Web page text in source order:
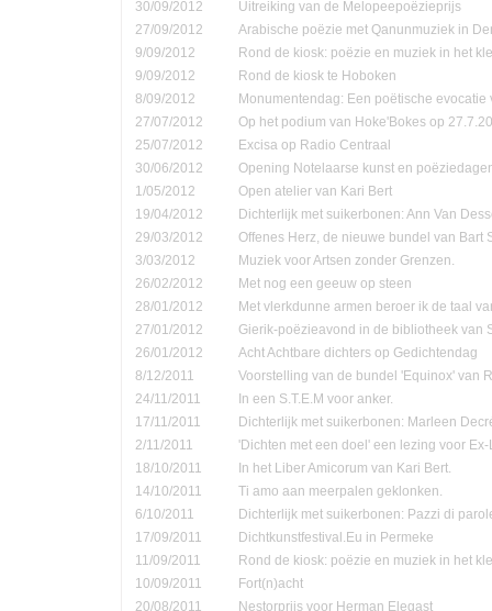
30/09/2012
Uitreiking van de Melopeepoëzieprijs
27/09/2012
Arabische poëzie met Qanunmuziek in
9/09/2012
Rond de kiosk: poëzie en muziek in het
9/09/2012
Rond de kiosk te Hoboken
8/09/2012
Monumentendag: Een poëtische evocatie
27/07/2012
Op het podium van Hoke'Bokes op
25/07/2012
Excisa op Radio Centraal
30/06/2012
Opening Notelaarse kunst en
1/05/2012
Open atelier van Kari Bert
19/04/2012
Dichterlijk met suikerbonen: Ann Van
29/03/2012
Offenes Herz, de nieuwe bundel van Bart
3/03/2012
Muziek voor Artsen zonder Grenzen.
26/02/2012
Met nog een geeuw op steen
28/01/2012
Met vlerkdunne armen beroer ik de taal
27/01/2012
Gierik-poëzieavond in de bibliotheek van
26/01/2012
Acht Achtbare dichters op Gedichtendag
8/12/2011
Voorstelling van de bundel 'Equinox' van
24/11/2011
In een S.T.E.M voor anker.
17/11/2011
Dichterlijk met suikerbonen: Marleen
2/11/2011
'Dichten met een doel' een lezing voor
18/10/2011
In het Liber Amicorum van Kari Bert.
14/10/2011
Ti amo aan meerpalen geklonken.
6/10/2011
Dichterlijk met suikerbonen: Pazzi di
17/09/2011
Dichtkunstfestival.Eu in Permeke
11/09/2011
Rond de kiosk: poëzie en muziek in het
10/09/2011
Fort(n)acht
20/08/2011
Nestorprijs voor Herman Elegast